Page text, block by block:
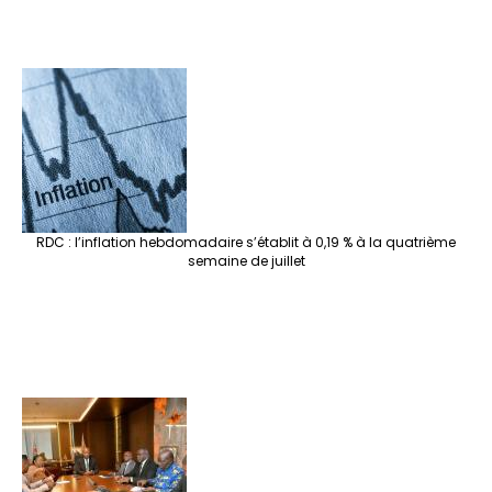
RDC : l’inflation hebdomadaire s’établit à 0,19 % à la quatrième
semaine de juillet